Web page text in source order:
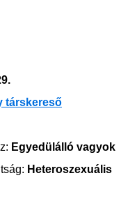
társkereső
Egyedülálló vagyok
Heteroszexuális